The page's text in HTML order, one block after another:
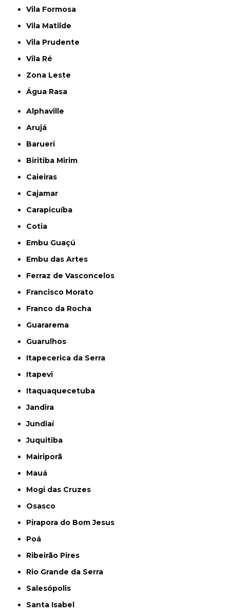
Vila Formosa
Vila Matilde
Vila Prudente
Vila Ré
Zona Leste
Água Rasa
Alphaville
Arujá
Barueri
Biritiba Mirim
Caieiras
Cajamar
Carapicuíba
Cotia
Embu Guaçú
Embu das Artes
Ferraz de Vasconcelos
Francisco Morato
Franco da Rocha
Guararema
Guarulhos
Itapecerica da Serra
Itapevi
Itaquaquecetuba
Jandira
Jundiaí
Juquitiba
Mairiporã
Mauá
Mogi das Cruzes
Osasco
Pirapora do Bom Jesus
Poá
Ribeirão Pires
Rio Grande da Serra
Salesópolis
Santa Isabel